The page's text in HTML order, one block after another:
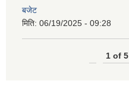
बजेट
मिति: 06/19/2025 - 09:28
1 of 5